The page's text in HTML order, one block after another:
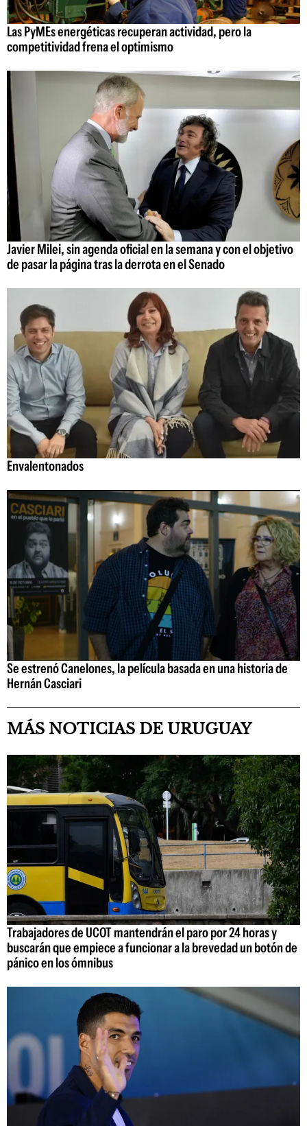
Las PyMEs energéticas recuperan actividad, pero la
competitividad frena el optimismo
Javier Milei, sin agenda oficial en la semana y con el objetivo
de pasar la página tras la derrota en el Senado
Envalentonados
Se estrenó Canelones, la película basada en una historia de
Hernán Casciari
MÁS NOTICIAS DE URUGUAY
Trabajadores de UCOT mantendrán el paro por 24 horas y
buscarán que empiece a funcionar a la brevedad un botón de
pánico en los ómnibus